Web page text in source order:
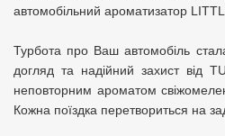
автомобільний ароматизатор
Турбота про Ваш автомобіль
догляд та надійний захист від
неповторним ароматом
Кожна поїздка перетвориться на